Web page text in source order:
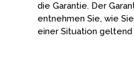
die Garantie. Der
entnehmen Sie, wie
einer Situation geltend